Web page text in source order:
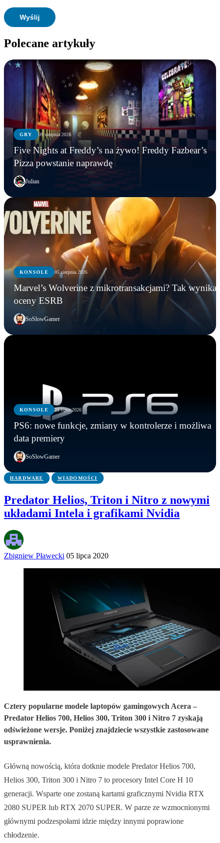
Polecane artykuły
GRY 09 sierpnia 2026
Five Nights at Freddy’s na żywo! Freddy Fazbear’s
Pizza powstanie naprawdę
Julian
KONSOLE 05 sierpnia 2026
Marvel’s Wolverine z mikrotransakcjami? Tak wynika
oceny ESRB
SoSlowGamer
KONSOLE 23 lipca 2026
PS6: nowe funkcje, zmiany w kontrolerze i możliwa
data premiery
SoSlowGamer
GRY
Five Nights at Freddy’s na żywo! Freddy
Fazbear’s Pizza powstanie naprawdę
KONSOLE
Marvel’s Wolverine z mikrotransakcjami? Tak
wynika z oceny ESRB
KONSOLE
PS6: nowe funkcje, zmiany w kontrolerze i
możliwa data premiery
HARDWARE WIADOMOŚCI
Predator Helios, Triton i Nitro z nowymi
układami Intela i grafikami Nvidia
Zbigniew Pławecki 05 lipca 2020
Cztery popularne modele laptopów gamingowych Acera –
Predator Helios 700, Helios 300, Triton 300 i Nitro 7 zyskają
odświeżone wersje. Poniżej znajdziecie wszystkie zastosowane
usprawnienia.
Główną nowością, która dotknie modele Predator Helios 700,
Helios 300, Triton 300 i Nitro 7 to procesory Intel Core H 10
generacji. Wsparte one zostaną kartami graficznymi Nvidia RTX
2080 SUPER lub RTX 2070 SUPER. W parze ze wzmocnionymi
głównymi podzespołami idzie między innymi poprawione
chłodzenie.